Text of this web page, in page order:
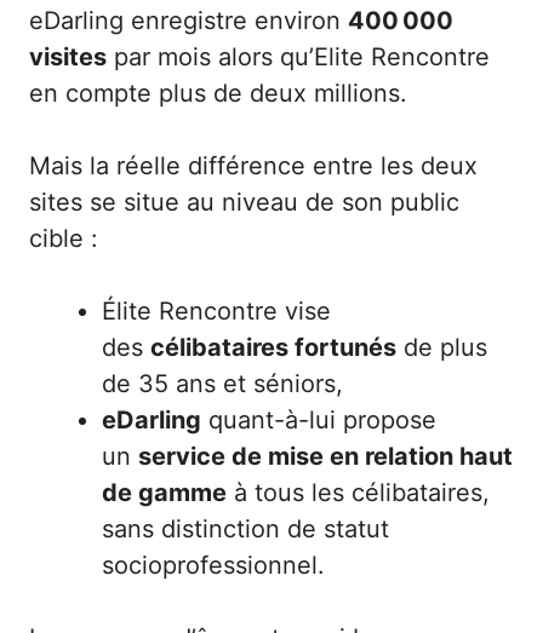
eDarling enregistre environ 400 000
visites par mois alors qu’Elite Rencontre
en compte plus de deux millions.
Mais la réelle différence entre les deux
sites se situe au niveau de son public
cible :
Élite Rencontre vise
des célibataires fortunés de plus
de 35 ans et séniors,
eDarling quant-à-lui propose
un service de mise en relation haut
de gamme à tous les célibataires,
sans distinction de statut
socioprofessionnel.